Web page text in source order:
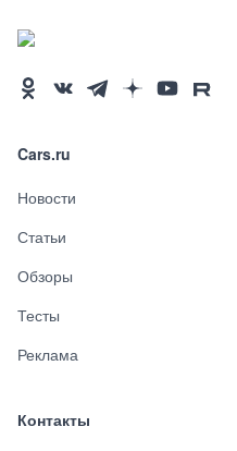
Cars.ru
Новости
Статьи
Обзоры
Тесты
Реклама
Контакты